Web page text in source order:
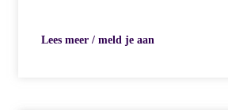
Lees meer / meld je aan